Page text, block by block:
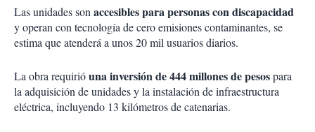
Las unidades sonaccesibles para personas con discapacidad
y operan con tecnología de cero emisiones contaminantes, se
estima que atenderá a unos 20 mil usuarios diarios.
La obra requirióuna inversión de 444 millones de pesospara
la adquisición de unidades y la instalación de infraestructura
eléctrica, incluyendo 13 kilómetros de catenarias.